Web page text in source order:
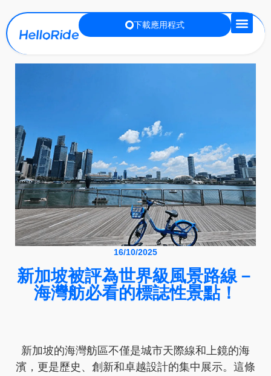
下載應用程式
16/10/2025
新加坡被評為世界級風景路線－
海灣舫必看的標誌性景點！
新加坡的海灣舫區不僅是城市天際線和上鏡的海
濱，更是歷史、創新和卓越設計的集中展示。這條